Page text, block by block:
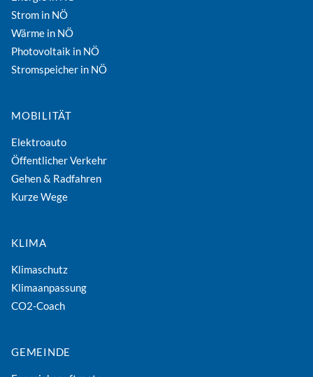
Strom in NÖ
Wärme in NÖ
Photovoltaik in NÖ
Stromspeicher in NÖ
MOBILITÄT
Elektroauto
Öffentlicher Verkehr
Gehen & Radfahren
Kurze Wege
KLIMA
Klimaschutz
Klimaanpassung
CO2-Coach
GEMEINDE